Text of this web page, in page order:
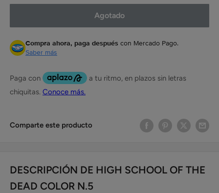
Agotado
Compra ahora, paga después con Mercado Pago.
Saber más
Comparte este producto
DESCRIPCIÓN DE HIGH SCHOOL OF THE
DEAD COLOR N.5